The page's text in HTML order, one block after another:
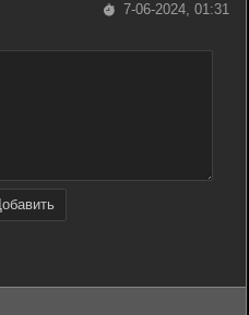
7-06-2024, 01:31